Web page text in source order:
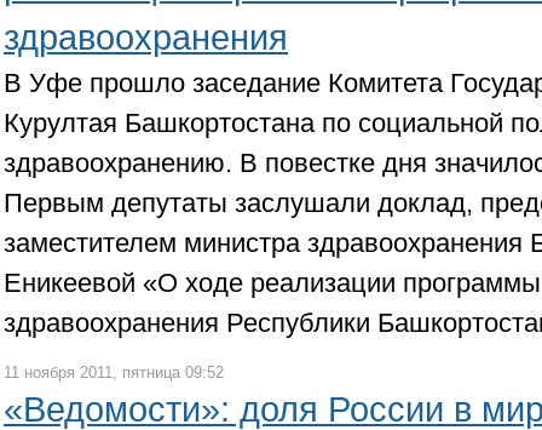
здравоохранения
В Уфе прошло заседание Комитета
Курултая Башкортостана по социальной
здравоохранению. В повестке дня
Первым депутаты заслушали доклад,
заместителем министра здравоохранения
Еникеевой «О ходе реализации
здравоохранения Республики
11 ноября 2011, пятница 09:52
«Ведомости»: доля России в